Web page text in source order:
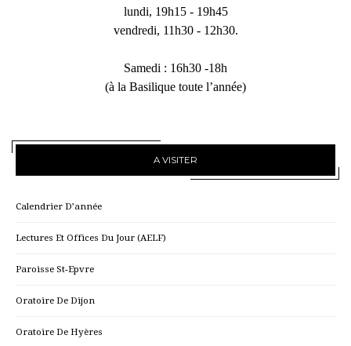
lundi, 19h15 - 19h45
vendredi, 11h30 - 12h30.
Samedi : 16h30 -18h
(à la Basilique toute l’année)
A VISITER
Calendrier D’année
Lectures Et Offices Du Jour (AELF)
Paroisse St-Epvre
Oratoire De Dijon
Oratoire De Hyères